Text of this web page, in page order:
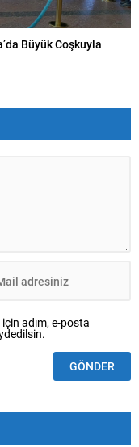
Büyük Coşkuyla
adım, e-posta